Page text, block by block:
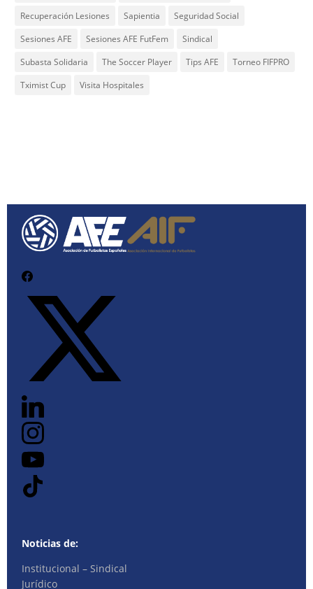
Recuperación Lesiones
Sapientia
Seguridad Social
Sesiones AFE
Sesiones AFE FutFem
Sindical
Subasta Solidaria
The Soccer Player Tips AFE
Torneo FIFPRO
Tximist Cup
Visita Hospitales
Noticias de:
Institucional – Sindical
Jurídico